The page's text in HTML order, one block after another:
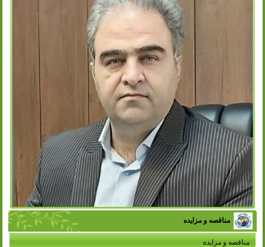
مناقصه و مزایده
مناقصه و مزایده